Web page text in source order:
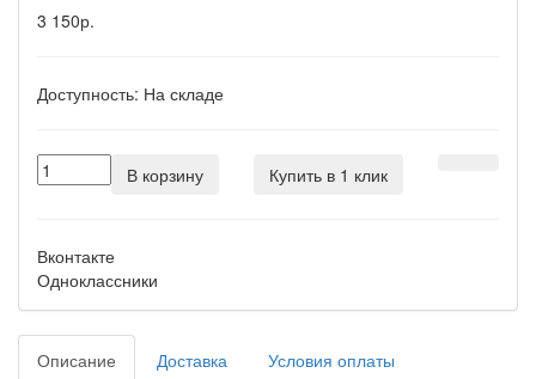
3 150р.
Доступность: На складе
В корзину Купить в 1 клик
Вконтакте
Одноклассники
Описание Доставка Условия оплаты